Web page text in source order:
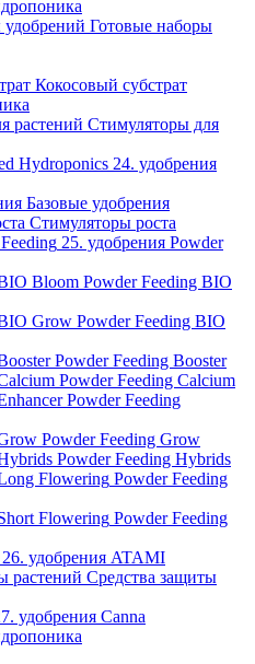
Готовые наборы
Кокосовый субстрат
Стимуляторы для
24. удобрения
Базовые удобрения
Стимуляторы роста
25. удобрения Powder
Powder Feeding BIO
Powder Feeding BIO
Powder Feeding Booster
Powder Feeding Calcium
Powder Feeding
Powder Feeding Grow
Powder Feeding Hybrids
Powder Feeding
Powder Feeding
26. удобрения ATAMI
Средства защиты
удобрения Canna